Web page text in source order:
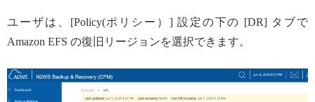
ユーザは、[Policy(ポリシー）] 設定の下の [DR] タブで
Amazon EFS の復旧リージョンを選択できます。